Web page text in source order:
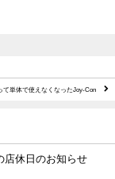
て単体で使えなくなったJoy-Con
休日のお知らせ